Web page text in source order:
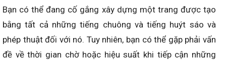
Bạn có thể đang cố gắng xây dựng một trang được tạo
bằng tất cả những tiếng chuông và tiếng huýt sáo và
phép thuật đối với nó. Tuy nhiên, bạn có thể gặp phải vấn
đề về thời gian chờ hoặc hiệu suất khi tiếp cận những